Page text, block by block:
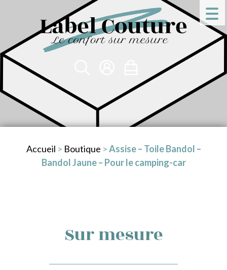
Accueil > Boutique >Assise – Toile Bandol –
Bandol Jaune – Pour le camping-car
Sur mesure